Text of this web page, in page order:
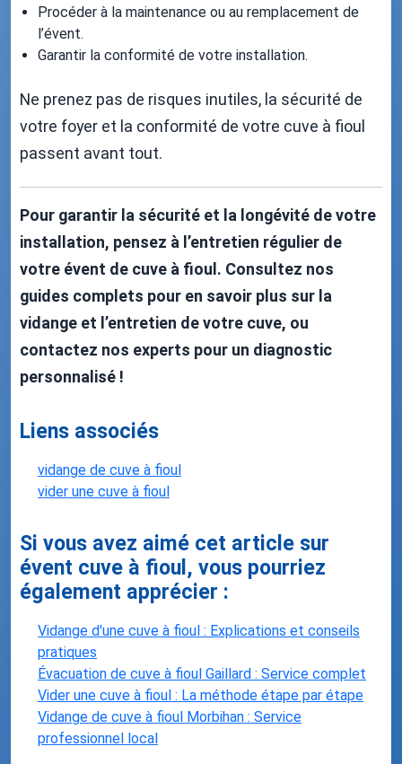
Procéder à la maintenance ou au remplacement de
l’évent.
Garantir la conformité de votre installation.
Ne prenez pas de risques inutiles, la sécurité de
votre foyer et la conformité de votre cuve à fioul
passent avant tout.
Pour garantir la sécurité et la longévité de votre
installation, pensez à l’entretien régulier de
votre évent de cuve à fioul. Consultez nos
guides complets pour en savoir plus sur la
vidange et l’entretien de votre cuve, ou
contactez nos experts pour un diagnostic
personnalisé !
Liens associés
vidange de cuve à fioul
vider une cuve à fioul
Si vous avez aimé cet article sur
évent cuve à fioul, vous pourriez
également apprécier :
Vidange d'une cuve à fioul : Explications et conseils
pratiques
Évacuation de cuve à fioul Gaillard : Service complet
Vider une cuve à fioul : La méthode étape par étape
Vidange de cuve à fioul Morbihan : Service
professionnel local